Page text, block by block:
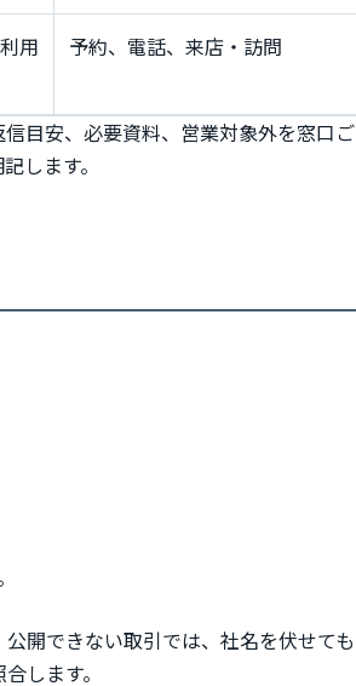
用
予約、電話、来店・訪問
目安、必要資料、営業対象外を窓口ご
します。
開できない取引では、社名を伏せても
します。